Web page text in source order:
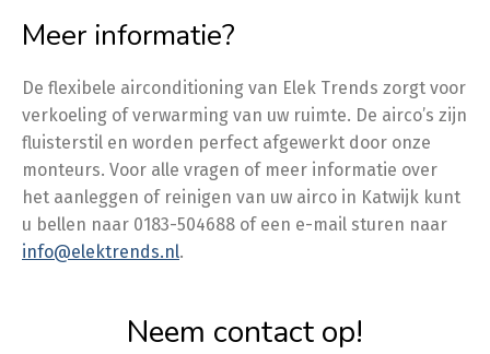
Meer informatie?
De flexibele airconditioning van Elek Trends zorgt voor
verkoeling of verwarming van uw ruimte. De airco’s zijn
fluisterstil en worden perfect afgewerkt door onze
monteurs. Voor alle vragen of meer informatie over
het aanleggen of reinigen van uw airco in Katwijk kunt
u bellen naar 0183-504688 of een e-mail sturen naar
info@elektrends.nl.
Neem contact op!